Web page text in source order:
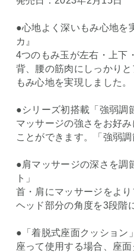
●心地よく深いもみ心地を
カ』
4つのもみ玉が左右・上下
背、腰の筋肉にしっかり
もみ心地を実現しました。
●シリーズ初搭載「強弱調
マッサージの強さをお好
ことができます。「強弱
●肩マッサージの深さを調
ト」
首・肩にマッサージをよ
ヘッド部分の角度を3段階
●「着脱式座面クッション」
座って使用する場合、座